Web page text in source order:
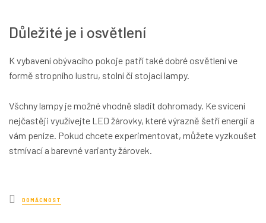
Důležité je i osvětlení
K vybavení obývacího pokoje patří také dobré osvětlení ve
formě stropního lustru, stolní či stojací lampy.
Všchny lampy je možné vhodně sladit dohromady. Ke svícení
nejčastěji využívejte LED žárovky, které výrazně šetří energii a
vám peníze. Pokud chcete experimentovat, můžete vyzkoušet
stmívací a barevné varianty žárovek.
Posted
in
DOMÁCNOST